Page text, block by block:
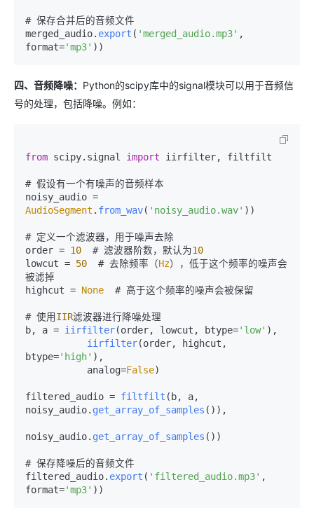
# 保存合并后的音频文件
merged_audio. export ( 'merged_audio.mp3' ,
format='mp3'
四、音频降噪： Python的scipy库中的signal模块可以用于音频信
号的处理，包括降噪。例如：
from scipy. signal import iirfilter, filtfilt
# 假设有一个有噪声的音频样本
AudioSegment . from_wav( 'noisy_audio.wav' ))
# 定义一个滤波器，用于噪声去除
order = 10
  # 滤波器阶数，默认为
10
lowcut = 50
  # 去除频率（
Hz），低于这个频率的噪声会
被滤掉
highcut = None
  # 高于这个频率的噪声会被保留
# 使用 IIR滤波器进行降噪处理
b, a = iirfilter(order, lowcut, btype='low' ),
iirfilter(order, highcut,
btype='high' ),
           analog=
False)
filtered_audio = filtfilt (b, a,
noisy_audio. get_array_of_samples ()),
noisy_audio. get_array_of_samples ())
# 保存降噪后的音频文件
filtered_audio. export ( 'filtered_audio.mp3' ,
format='mp3'